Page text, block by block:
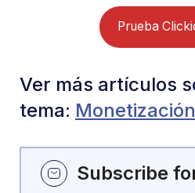
Prueba
Ver más artículos
tema: Monetización
Subscribe